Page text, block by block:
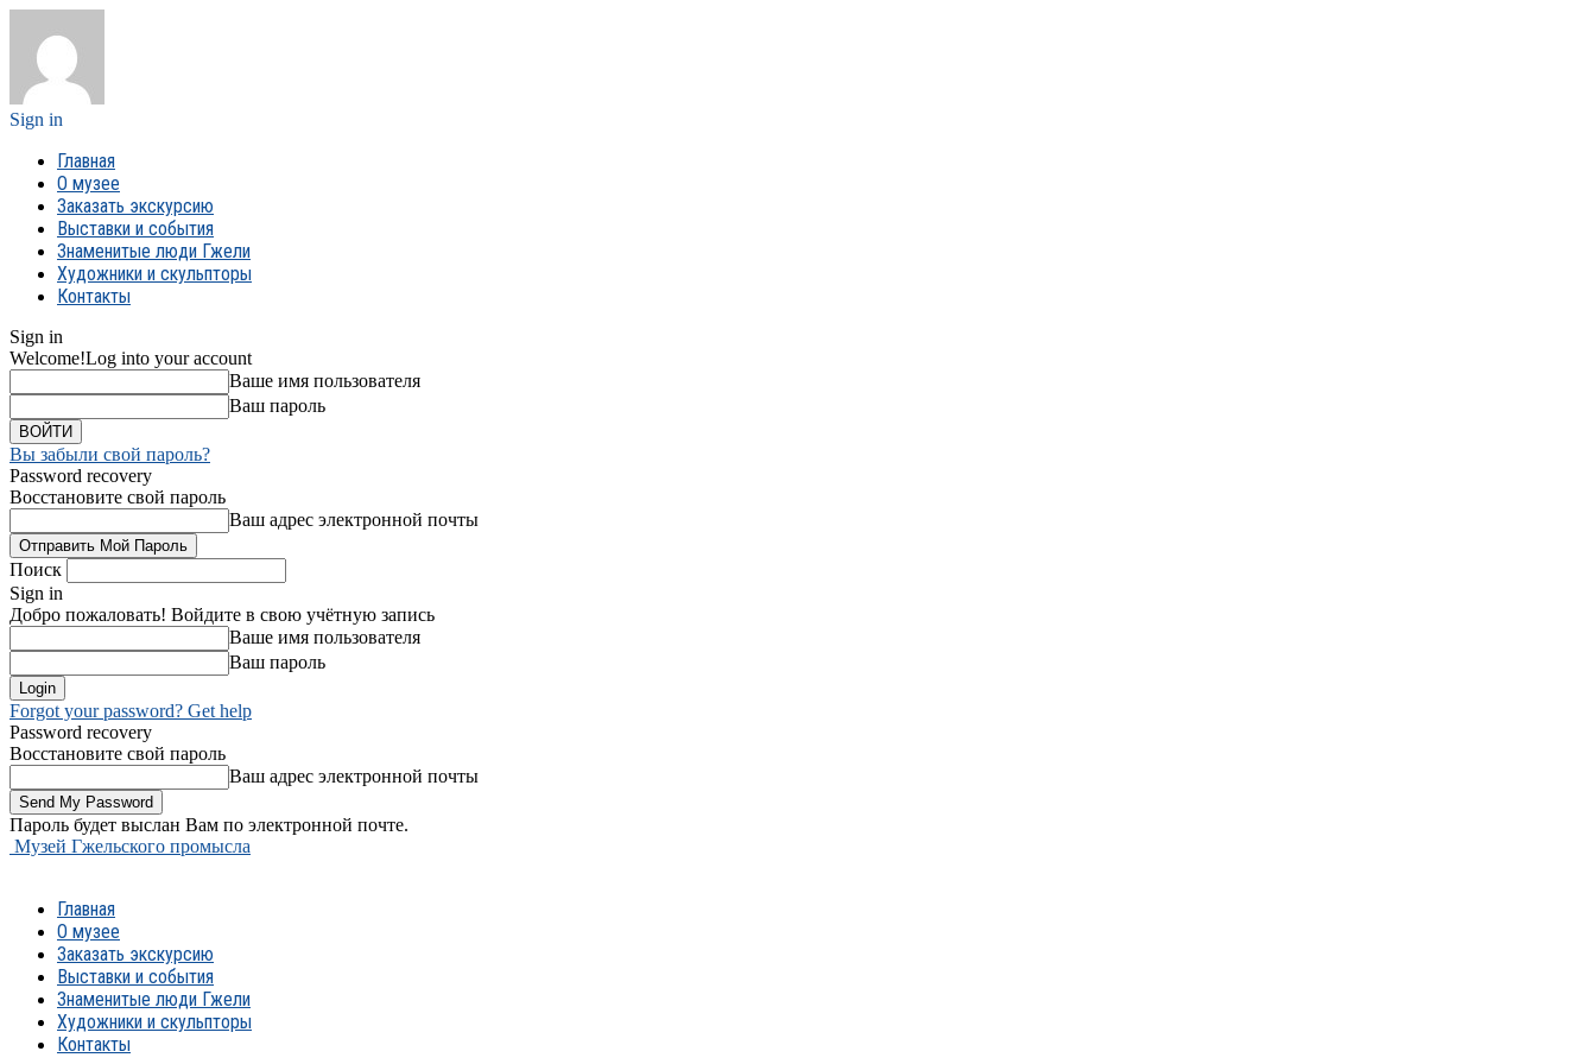
Sign in
Главная
О музее
Заказать экскурсию
Выставки и события
Знаменитые люди Гжели
Художники и скульпторы
Контакты
Sign in
Welcome!Log into your account
Ваше имя пользователя
Ваш пароль
Вы забыли свой пароль?
Password recovery
Восстановите свой пароль
Ваш адрес электронной почты
Поиск
Sign in
Добро пожаловать! Войдите в свою учётную запись
Ваше имя пользователя
Ваш пароль
Forgot your password? Get help
Password recovery
Восстановите свой пароль
Ваш адрес электронной почты
Пароль будет выслан Вам по электронной почте.
Музей Гжельского промысла
Главная
О музее
Заказать экскурсию
Выставки и события
Знаменитые люди Гжели
Художники и скульпторы
Контакты